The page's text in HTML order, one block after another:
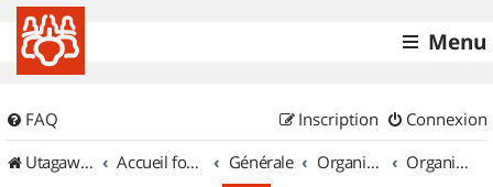
Menu
FAQ Connexion
Inscription
UtagawaVTT (Randos VTT et VTTAE avec traces GPS)
Accueil forum Générale Organisation de sorties & Recherche de partenaires Organisation de sorties en région Rhône Alpes